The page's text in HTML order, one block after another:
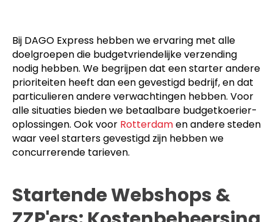
Bij DAGO Express hebben we ervaring met alle
doelgroepen die budgetvriendelijke verzending
nodig hebben. We begrijpen dat een starter andere
prioriteiten heeft dan een gevestigd bedrijf, en dat
particulieren andere verwachtingen hebben. Voor
alle situaties bieden we betaalbare budgetkoerier-
oplossingen. Ook voor Rotterdamen andere steden
waar veel starters gevestigd zijn hebben we
concurrerende tarieven.
Startende Webshops &